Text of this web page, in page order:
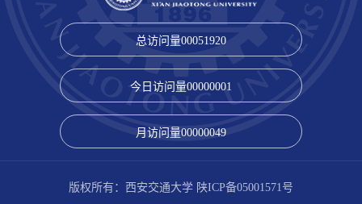
总访问量00051920
今日访问量00000001
月访问量00000049
版权所有：西安交通大学 陕ICP备05001571号